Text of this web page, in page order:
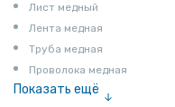
Лист медный
Лента медная
Труба медная
Проволока медная
Показать ещё